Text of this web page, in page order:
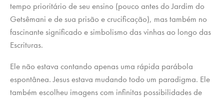
tempo prioritário de seu ensino (pouco antes do Jardim do
Getsêmani e de sua prisão e crucificação), mas também no
fascinante significado e simbolismo das vinhas ao longo das
Escrituras.
Ele não estava contando apenas uma rápida parábola
espontânea. Jesus estava mudando todo um paradigma. Ele
também escolheu imagens com infinitas possibilidades de